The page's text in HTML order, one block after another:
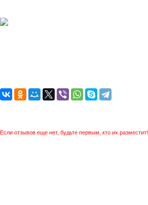
Если отзывов еще нет, будьте первым, кто их разместит!